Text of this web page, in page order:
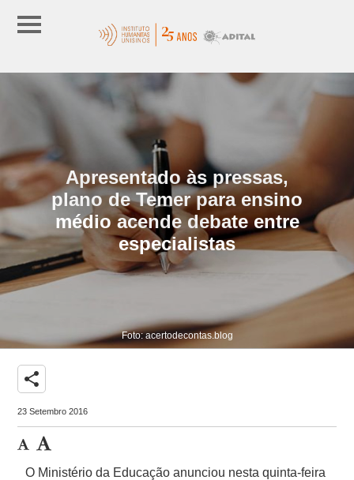
Apresentado às pressas,
plano de Temer para ensino
médio acende debate entre
especialistas
Foto: acertodecontas.blog
share
23 Setembro 2016
O Ministério da Educação anunciou nesta quinta-feira